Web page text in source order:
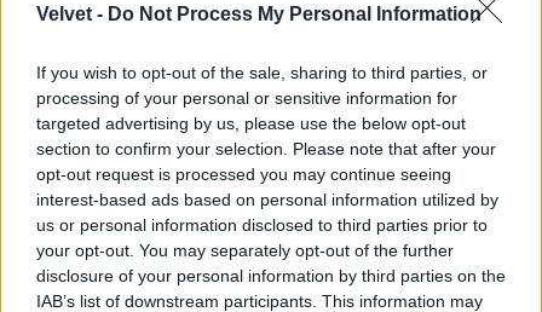
Velvet - Do Not Process My Personal Information
If you wish to opt-out of the sale, sharing to third parties, or
processing of your personal or sensitive information for
targeted advertising by us, please use the below opt-out
section to confirm your selection. Please note that after your
opt-out request is processed you may continue seeing
interest-based ads based on personal information utilized by
us or personal information disclosed to third parties prior to
your opt-out. You may separately opt-out of the further
disclosure of your personal information by third parties on the
IAB’s list of downstream participants. This information may
Ez lesz a menő a következő nyári szezonban a
londoni divathét szerint
Fotó: Victor VIRGILE / Europress / Getty
Jön még kép!